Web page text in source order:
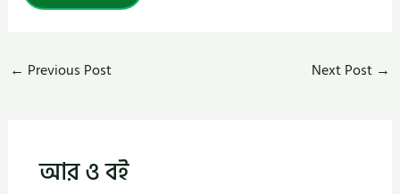
← Previous Post Next Post →
আর ও বই